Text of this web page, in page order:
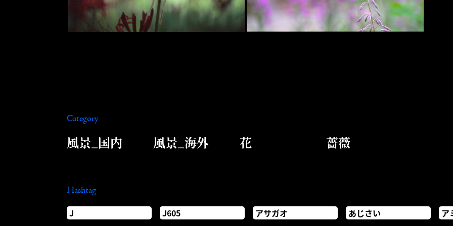
Category
風景_国内 風景_海外 花 薔薇
Hashtag
J J605 アサガオ あじさい ア